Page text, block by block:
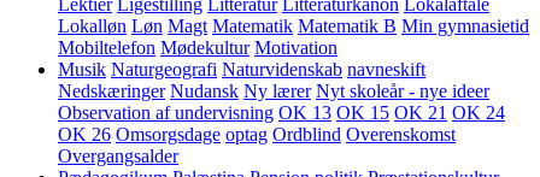
Lektier Ligestilling Litteratur Litteraturkanon Lokalaftale
Lokalløn Løn Magt Matematik Matematik B Min gymnasietid
Mobiltelefon Mødekultur Motivation
Musik Naturgeografi Naturvidenskab navneskift
Nedskæringer Nudansk Ny lærer Nyt skoleår - nye ideer
Observation af undervisning OK 13 OK 15 OK 21 OK 24
OK 26 Omsorgsdage optag Ordblind Overenskomst
Overgangsalder